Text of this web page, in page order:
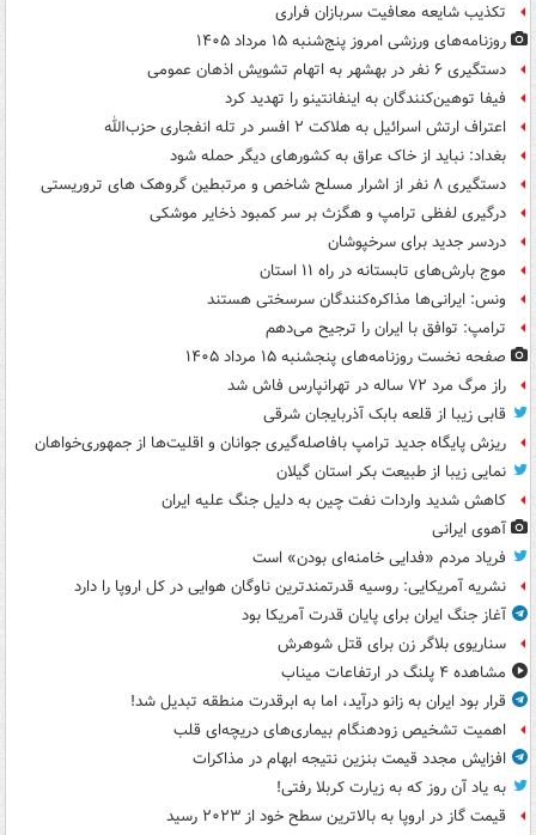
تکذیب شایعه معافیت سربازان فراری
روزنامه‌های ورزشی امروز پنج‌شنبه ۱۵ مرداد ۱۴۰۵
دستگیری ۶ نفر در بهشهر به اتهام تشویش اذهان عمومی
فیفا توهین‌کنندگان به اینفانتینو را تهدید کرد
اعتراف ارتش اسرائیل به هلاکت ۲ افسر در تله انفجاری حزب‌الله
بغداد: نباید از خاک عراق به کشورهای دیگر حمله شود
دستگیری ۸ نفر از اشرار مسلح شاخص و مرتبطین گروهک های تروریستی
درگیری لفظی ترامپ و هگزث بر سر کمبود ذخایر موشکی
دردسر جدید برای سرخپوشان
موج بارش‌های تابستانه در راه ۱۱ استان
ونس: ایرانی‌ها مذاکره‌کنندگان سرسختی هستند
ترامپ: توافق با ایران را ترجیح می‌دهم
صفحه نخست روزنامه‌های پنجشنبه ۱۵ مرداد ۱۴۰۵
راز مرگ مرد ۷۲ ساله در تهرانپارس فاش شد
قابی زیبا از قلعه بابک آذربایجان شرقی
ریزش پایگاه جدید ترامپ بافاصله‌گیری جوانان و اقلیت‌ها از جمهوری‌خواهان
نمایی زیبا از طبیعت بکر استان گیلان
کاهش شدید واردات نفت چین به دلیل جنگ علیه ایران
آهوی ایرانی
فریاد مردم «فدایی خامنه‌ای بودن» است
نشریه آمریکایی: روسیه قدرتمندترین ناوگان هوایی در کل اروپا را دارد
آغاز جنگ ایران برای پایان قدرت آمریکا بود
سناریوی بلاگر زن برای قتل شوهرش
مشاهده ۴ پلنگ در ارتفاعات میناب
قرار بود ایران به زانو درآید، اما به ابرقدرت منطقه تبدیل شد!
اهمیت تشخیص زودهنگام بیماری‌های دریچه‌ای قلب
افزایش مجدد قیمت بنزین نتیجه ابهام در مذاکرات
به یاد آن روز که به زیارت کربلا رفتی!
قیمت گاز در اروپا به بالاترین سطح خود از ۲۰۲۳ رسید